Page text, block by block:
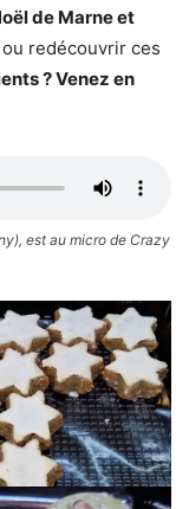
de Marne et
redécouvrir ces
? Venez en
est au micro de Crazy